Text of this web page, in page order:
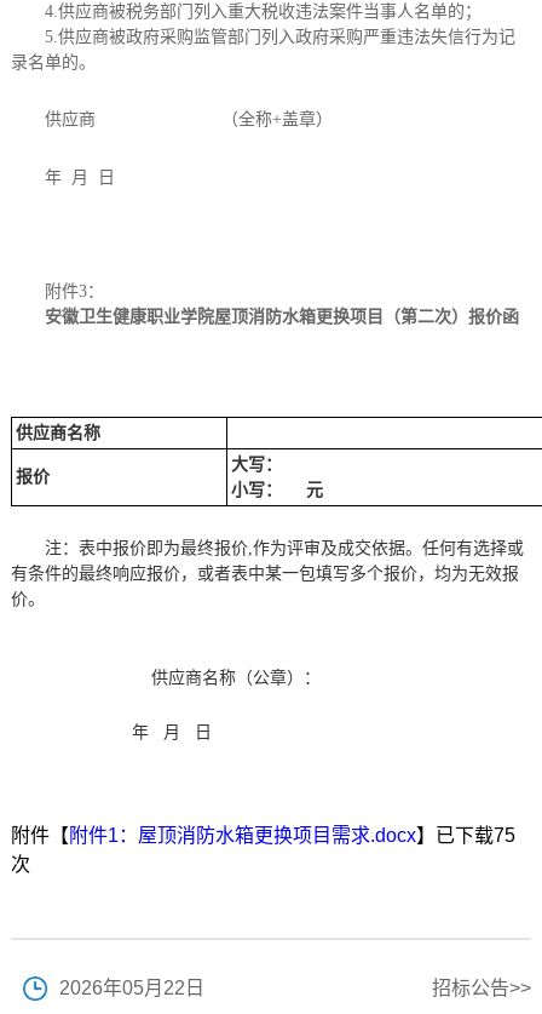
4.供应商被税务部门列入重大税收违法案件当事人名单的；
5.供应商被政府采购监管部门列入政府采购严重违法失信行为记
录名单的。
供应商 （全称+盖章）
年 月 日
附件3：
安徽卫生健康职业学院屋顶消防水箱更换项目（第二次） 报价函
供应商名称
报价
大写：
小写： 元
注：表中报价即为最终报价,作为评审及成交依据。 任何有选择或
有条件的最终响应报价，或者表中某一包填写多个报价，均为无效报
价。
供应商名称（公章）：
年 月 日
附件【 附件1：屋顶消防水箱更换项目需求.docx】已下载75
次
2026年05月22日 招标公告>>